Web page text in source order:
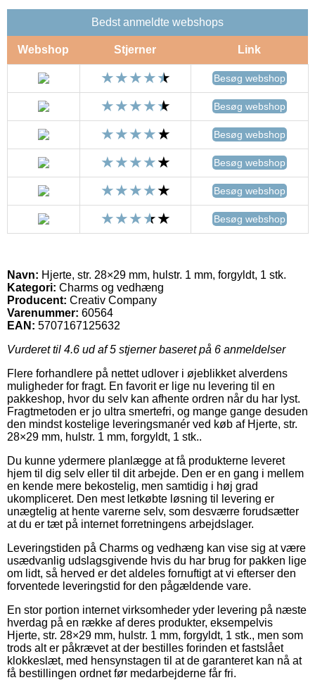
Bedst anmeldte webshops
Webshop Stjerner Link
Besøg webshop
Besøg webshop
Besøg webshop
Besøg webshop
Besøg webshop
Besøg webshop
Navn: Hjerte, str. 28×29 mm, hulstr. 1 mm, forgyldt, 1 stk.
Kategori: Charms og vedhæng
Producent: Creativ Company
Varenummer: 60564
EAN: 5707167125632
Vurderet til 4.6 ud af 5 stjerner baseret på 6 anmeldelser
Flere forhandlere på nettet udlover i øjeblikket alverdens
muligheder for fragt. En favorit er lige nu levering til en
pakkeshop, hvor du selv kan afhente ordren når du har lyst.
Fragtmetoden er jo ultra smertefri, og mange gange desuden
den mindst kostelige leveringsmanér ved køb af Hjerte, str.
28×29 mm, hulstr. 1 mm, forgyldt, 1 stk..
Du kunne ydermere planlægge at få produkterne leveret
hjem til dig selv eller til dit arbejde. Den er en gang i mellem
en kende mere bekostelig, men samtidig i høj grad
ukompliceret. Den mest letkøbte løsning til levering er
unægtelig at hente varerne selv, som desværre forudsætter
at du er tæt på internet forretningens arbejdslager.
Leveringstiden på Charms og vedhæng kan vise sig at være
usædvanlig udslagsgivende hvis du har brug for pakken lige
om lidt, så herved er det aldeles fornuftigt at vi efterser den
forventede leveringstid for den pågældende vare.
En stor portion internet virksomheder yder levering på næste
hverdag på en række af deres produkter, eksempelvis
Hjerte, str. 28×29 mm, hulstr. 1 mm, forgyldt, 1 stk., men som
trods alt er påkrævet at der bestilles forinden et fastslået
klokkeslæt, med hensynstagen til at de garanteret kan nå at
få bestillingen ordnet før medarbejderne får fri.